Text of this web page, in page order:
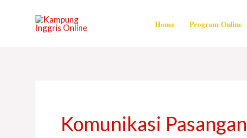
Home Program Online
Komunikasi Pasangan